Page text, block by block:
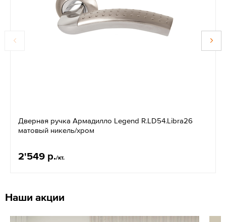
Дверная ручка Армадилло Legend R.LD54.Libra26
матовый никель/хром
2'549 р./кт.
Наши акции